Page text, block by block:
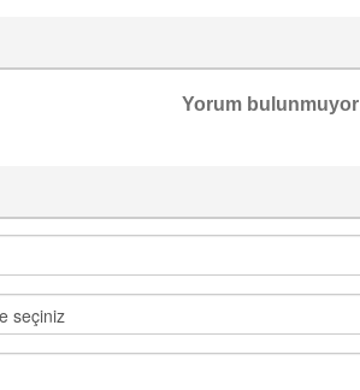
Yorum bulunmuyor